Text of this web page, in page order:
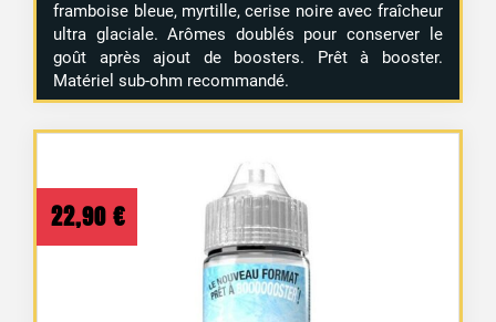
framboise bleue, myrtille, cerise noire avec fraîcheur
ultra glaciale. Arômes doublés pour conserver le
goût après ajout de boosters. Prêt à booster.
Matériel sub-ohm recommandé.
22,90 €